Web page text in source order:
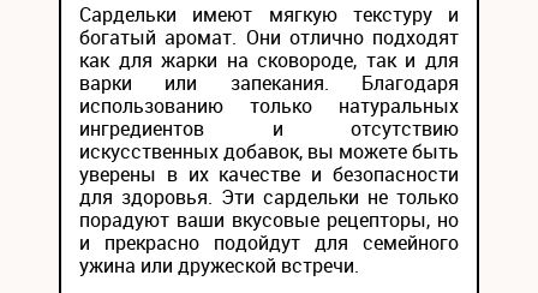
Сардельки имеют мягкую текстуру и
богатый аромат. Они отлично подходят
как для жарки на сковороде, так и для
варки или запекания. Благодаря
использованию только натуральных
ингредиентов и отсутствию
искусственных добавок, вы можете быть
уверены в их качестве и безопасности
для здоровья. Эти сардельки не только
порадуют ваши вкусовые рецепторы, но
и прекрасно подойдут для семейного
ужина или дружеской встречи.